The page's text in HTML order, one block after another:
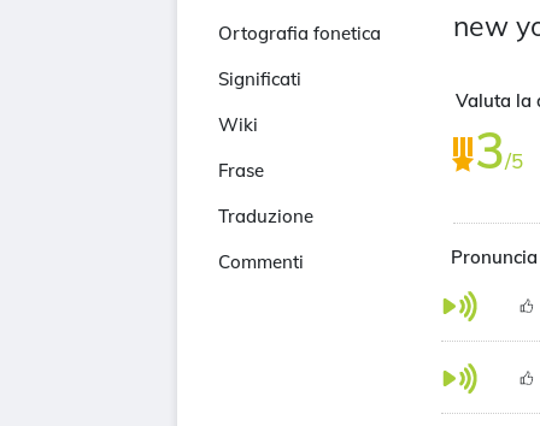
Ortografia fonetica
Significati
Wiki
Frase
Traduzione
Commenti
new
Valuta la
3/5